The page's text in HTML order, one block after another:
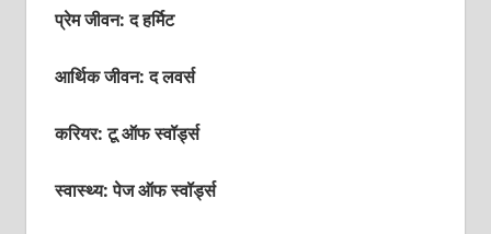
प्रेम जीवन: द हर्मिट
आर्थिक जीवन: द लवर्स
करियर: टू ऑफ स्‍वॉर्ड्स
स्वास्थ्य: पेज ऑफ स्‍वॉर्ड्स